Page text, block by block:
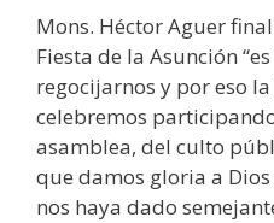
Mons. Héctor Aguer
Fiesta de la Asunción
regocijarnos y por eso
celebremos
asamblea, del culto
que damos gloria a
nos haya dado